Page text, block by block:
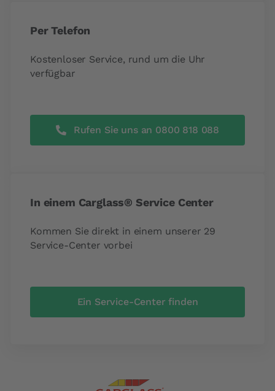
Per Telefon
Kostenloser Service, rund um die Uhr
verfügbar
Rufen Sie uns an 0800 818 088
In einem Carglass® Service Center
Kommen Sie direkt in einem unserer 29
Service-Center vorbei
Ein Service-Center finden